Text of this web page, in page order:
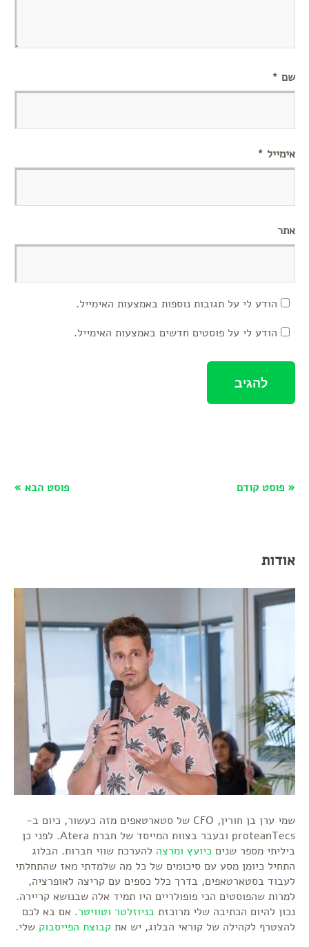
שם *
אימייל *
אתר
הודע לי על תגובות נוספות באמצעות האימייל.
הודע לי על פוסטים חדשים באמצעות האימייל.
« פוסט קודם פוסט הבא »
אודות
שמי ערן בן חורין, CFO של סטארטאפים מזה כעשור, כיום ב-
proteanTecs ובעבר בצוות המייסד של חברת Atera. לפני כן
ביליתי מספר שנים כיועץ ומרצה להערכת שווי חברות. הבלוג
התחיל כיומן מסע עם סיכומים של כל מה שלמדתי מאז שהתחלתי
לעבוד בסטארטאפים, בדרך כלל כספים עם קריצה לאופרציה,
למרות שהפוסטים הכי פופולריים היו תמיד אלה שבנושא קריירה.
נכון להיום הכתיבה שלי מרוכזת בניוזלטר וטוויטר. אם בא לכם
להצטרף לקהילה של קוראי הבלוג, יש את קבוצת הפייסבוק שלי.